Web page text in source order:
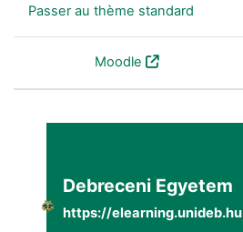
Passer au thème standard
Moodle
Debreceni Egyetem
https://elearning.unideb.hu